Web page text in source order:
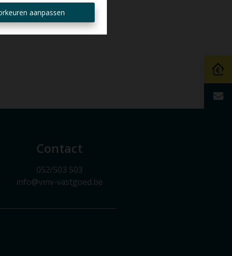
aanpassen
Contact
052/503 503
info@vmv-vastgoed.be